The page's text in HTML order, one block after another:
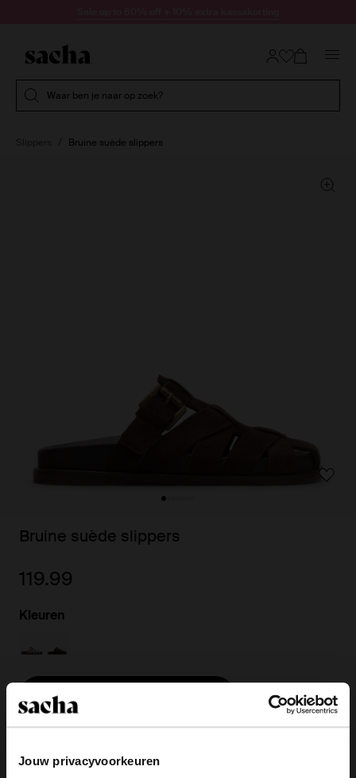
Jouw privacyvoorkeuren
Waar ben je naar op zoek?
Bruine suède slippers
Bruine suède slippers
119.99
Kleuren
Kies jouw maat
Achteraf betalen